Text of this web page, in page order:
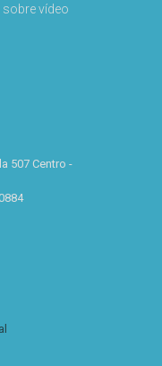
vídeo
507 Centro -